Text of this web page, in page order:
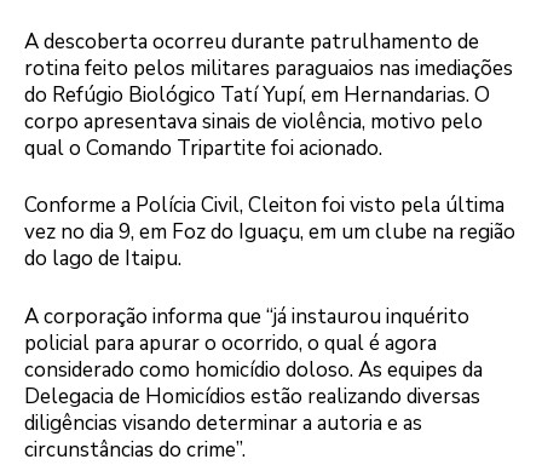
A descoberta ocorreu durante patrulhamento de
rotina feito pelos militares paraguaios nas imediações
do Refúgio Biológico Tatí Yupí, em Hernandarias. O
corpo apresentava sinais de violência, motivo pelo
qual o Comando Tripartite foi acionado.
Conforme a Polícia Civil, Cleiton foi visto pela última
vez no dia 9, em Foz do Iguaçu, em um clube na região
do lago de Itaipu.
A corporação informa que “já instaurou inquérito
policial para apurar o ocorrido, o qual é agora
considerado como homicídio doloso. As equipes da
Delegacia de Homicídios estão realizando diversas
diligências visando determinar a autoria e as
circunstâncias do crime”.